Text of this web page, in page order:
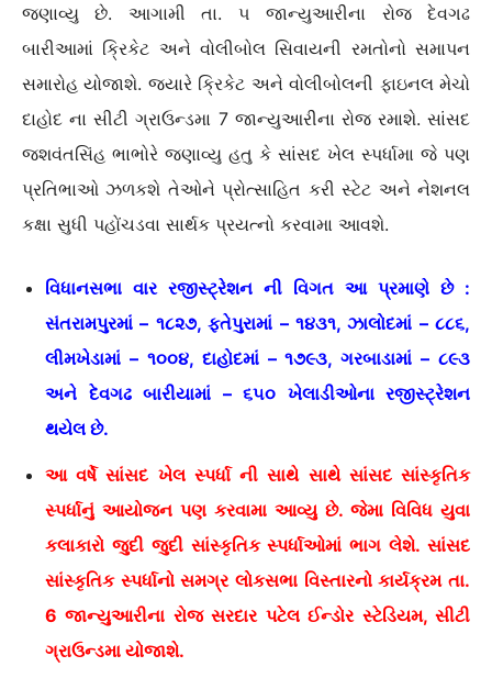
જણાવ્યુ છે. આગામી તા. ૫ જાન્યુઆરીના રોજ દેવગઢ
બારીઆમાં ક્રિકેટ અને વોલીબોલ સિવાયની રમતોનો સમાપન
સમારોહ યોજાશે. જ્યારે ક્રિકેટ અને વોલીબોલની ફાઇનલ મેચો
દાહોદ ના સીટી ગ્રાઉન્ડમા 7 જાન્યુઆરીના રોજ રમાશે. સાંસદ
જશવંતસિંહ ભાભોરે જણાવ્યુ હતુ કે સાંસદ ખેલ સ્પર્ધામા જે પણ
પ્રતિભાઓ ઝળકશે તેઓને પ્રોત્સાહિત કરી સ્ટેટ અને નેશનલ
કક્ષા સુધી પહોંચડવા સાર્થક પ્રયત્નો કરવામા આવશે.
વિધાનસભા વાર રજીસ્ટ્રેશન ની વિગત આ પ્રમાણે છે :
સંતરામપુરમાં – ૧૮૨૭, ફતેપુરામાં – ૧૪૩૧, ઝાલોદમાં – ૮૮૬,
લીમખેડામાં – ૧૦૦૪, દાહોદમાં – ૧૭૯૩, ગરબાડામાં – ૮૯૩
અને દેવગઢ બારીયામાં – ૬૫૦ ખેલાડીઓના રજીસ્ટ્રેશન
થયેલ છે.
આ વર્ષે સાંસદ ખેલ સ્પર્ધા ની સાથે સાથે સાંસદ સાંસ્કૃતિક
સ્પર્ધાનું આયોજન પણ કરવામા આવ્યુ છે. જેમા વિવિધ યુવા
કલાકારો જુદી જુદી સાંસ્કૃતિક સ્પર્ધાઓમાં ભાગ લેશે. સાંસદ
સાંસ્કૃતિક સ્પર્ધાનો સમગ્ર લોકસભા વિસ્તારનો કાર્યક્રમ તા.
6 જાન્યુઆરીના રોજ સરદાર પટેલ ઈન્ડોર સ્ટેડિયમ, સીટી
ગ્રાઉન્ડમા યોજાશે.